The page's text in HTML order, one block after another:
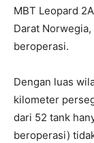
MBT Leopard
Darat
beroperasi.
Dengan luas
kilometer
dari 52 tank
beroperasi)